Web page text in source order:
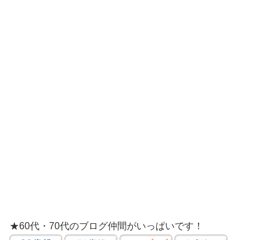
★60代・70代のブログ仲間がいっぱいです！